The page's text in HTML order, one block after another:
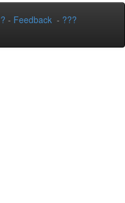
- Feedback - ???